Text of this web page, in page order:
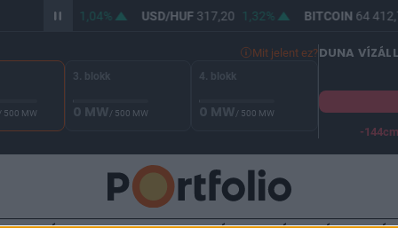
365,48 1,04% USD/HUF 317,20 1,32% BITCOIN64
Mit jelent ez?
/ 500 MW
3. blokk
0 MW/ 500 MW
4. blokk
0 MW/ 500 MW
DUNA
-144cm
BANK DEVIZA GAZDASÁG GLOBÁL UNIÓS